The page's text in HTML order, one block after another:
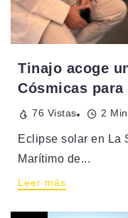
Tinajo acoge
Cósmicas para
76 Vistas 2
Eclipse solar en La
Marítimo de...
Leer más